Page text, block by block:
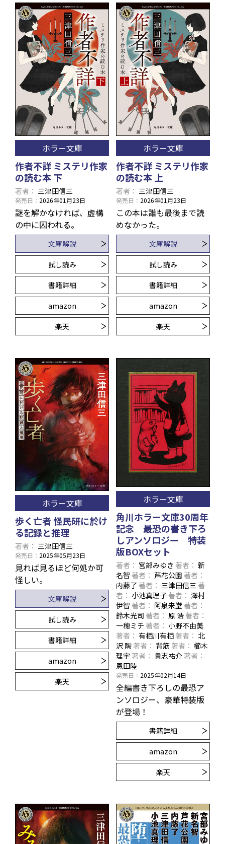
ホラー文庫
作者不詳 ミステリ作家
の読む本 下
著者 三津田信三
発売日 2026年01月23日
謎を解かなければ、虚構
の中に囚われる。
文庫解説
試し読み
書籍詳細
amazon
楽天
ホラー文庫
作者不詳 ミステリ作家
の読む本 上
著者 三津田信三
発売日 2026年01月23日
この本は誰も最後まで読
めなかった。
文庫解説
試し読み
書籍詳細
amazon
楽天
ホラー文庫
歩く亡者 怪民研に於け
る記録と推理
著者 三津田信三
発売日 2025年05月23日
見れば見るほど何処か可
怪しい――。
文庫解説
試し読み
書籍詳細
amazon
楽天
ホラー文庫
角川ホラー文庫30周年
記念 最恐の書き下ろ
しアンソロジー 特装
版BOXセット
著者 宮部みゆき 著者
新
名智 著者 芦花公園 著者
内藤了 著者 三津田信三 著
者
小池真理子著者
澤村
伊智 著者 阿泉来堂 著者
鈴木光司 著者 原 浩著者
一穂ミチ 著者
小野不由美
著者
有栖川有栖著者
北
沢 陶著者 背筋著者
櫛木
理宇 著者 貴志祐介著者
恩田陸
発売日 2025年02月14日
全編書き下ろしの最恐ア
ンソロジー、豪華特装版
が登場！
書籍詳細
amazon
楽天